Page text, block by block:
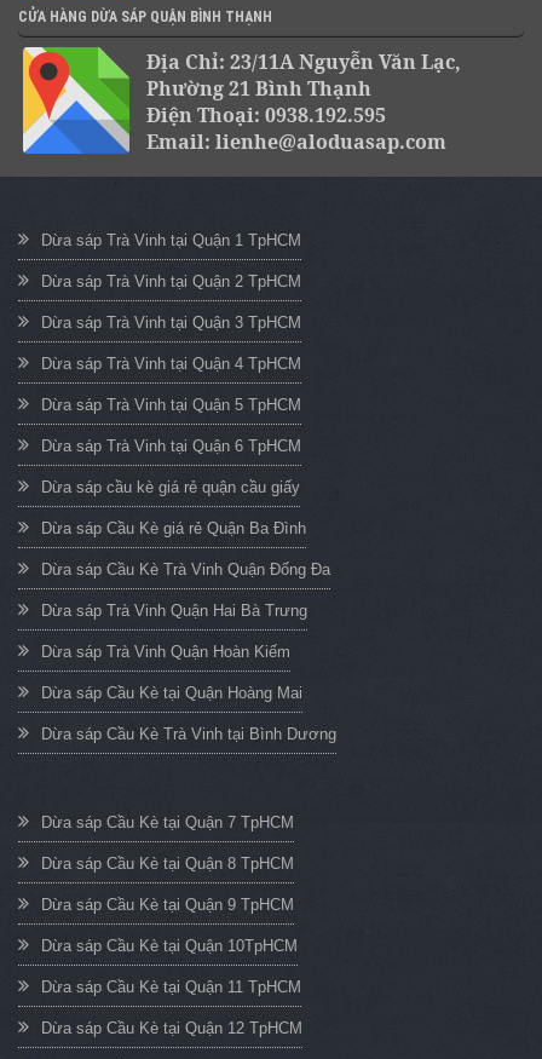
CỬA HÀNG DỪA SÁP QUẬN BÌNH THẠNH
Địa Chỉ: 23/11A Nguyễn Văn Lạc,
Phường 21 Bình Thạnh
Điện Thoại: 0938.192.595
Email: lienhe@aloduasap.com
Dừa sáp Trà Vinh tại Quận 1 TpHCM
Dừa sáp Trà Vinh tại Quận 2 TpHCM
Dừa sáp Trà Vinh tại Quận 3 TpHCM
Dừa sáp Trà Vinh tại Quận 4 TpHCM
Dừa sáp Trà Vinh tại Quận 5 TpHCM
Dừa sáp Trà Vinh tại Quận 6 TpHCM
Dừa sáp cầu kè giá rẻ quận cầu giấy
Dừa sáp Cầu Kè giá rẻ Quận Ba Đình
Dừa sáp Cầu Kè Trà Vinh Quận Đống Đa
Dừa sáp Trà Vinh Quận Hai Bà Trưng
Dừa sáp Trà Vinh Quận Hoàn Kiếm
Dừa sáp Cầu Kè tại Quận Hoàng Mai
Dừa sáp Cầu Kè Trà Vinh tại Bình Dương
Dừa sáp Cầu Kè tại Quận 7 TpHCM
Dừa sáp Cầu Kè tại Quận 8 TpHCM
Dừa sáp Cầu Kè tại Quận 9 TpHCM
Dừa sáp Cầu Kè tại Quận 10TpHCM
Dừa sáp Cầu Kè tại Quận 11 TpHCM
Dừa sáp Cầu Kè tại Quận 12 TpHCM